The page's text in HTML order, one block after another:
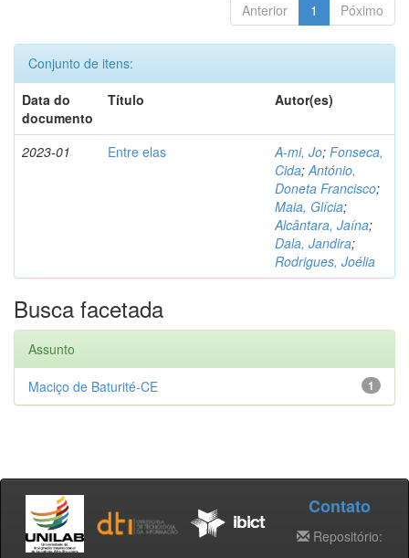
Anterior 1 Póximo
Conjunto de itens:
Data do
documento
Título Autor(es)
2023-01 Entre elas A-mi, Jo; Fonseca,
Cida;António,
Doneta Francisco;
Maia, Glícia;
Alcântara, Jaína;
Dala, Jandira;
Rodrigues, Joélia
Busca facetada
Assunto
1
Maciço de Baturité-CE
Contato
Repositório: